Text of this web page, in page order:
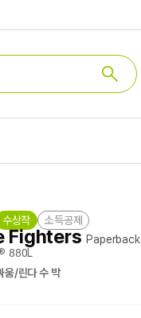
수상작 소득공제
FightersPaperback
880L
움/린다 수 박